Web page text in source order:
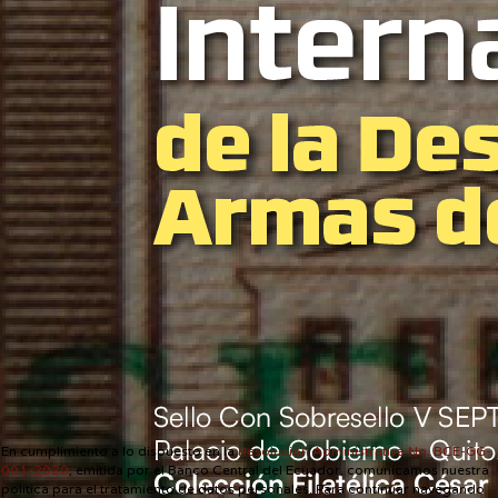
En cumplimiento a lo dispuesto en laResolución Administrativa No. BCE-GG-
001-2020, emitida por el Banco Central del Ecuador, comunicamos nuestra
política para el tratamiento de datos personales. Para continuar navegando